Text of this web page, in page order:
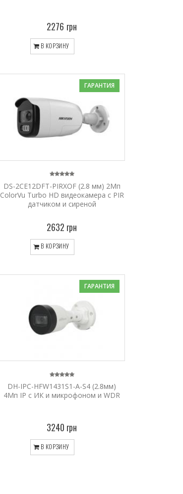
2276 грн
В КОРЗИНУ
ГАРАНТИЯ
DS-2CE12DFT-PIRXOF (2.8 мм) 2Мп
ColorVu Turbo HD видеокамера с PIR
датчиком и сиреной
2632 грн
В КОРЗИНУ
ГАРАНТИЯ
DH-IPC-HFW1431S1-A-S4 (2.8мм)
4Mп IP c ИК и микрофоном и WDR
3240 грн
В КОРЗИНУ